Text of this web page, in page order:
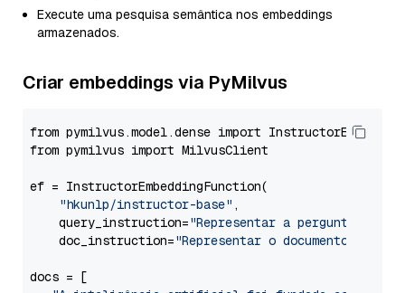
Execute uma pesquisa semântica nos embeddings
armazenados.
Criar embeddings via PyMilvus
from pymilvus.model.dense import
from pymilvus import MilvusClient
ef = InstructorEmbeddingFunction(
"hkunlp/instructor-base" ,
    query_instruction=
"Representar a pergunta da
    doc_instruction=
"Representar o documento da
docs = [